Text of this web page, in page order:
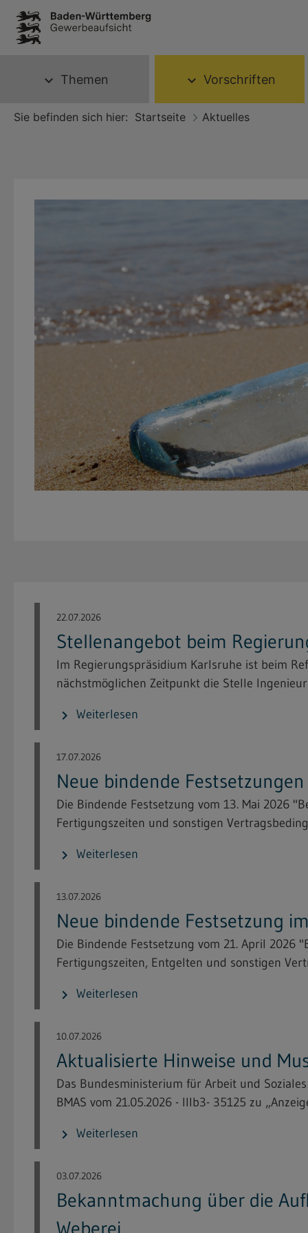
expand_more Themen expand_more Vorschriften
Sie befinden sich hier: Startseite Aktuelles
22.07.2026
Stellenangebot beim
Im Regierungspräsidium Karlsruhe ist beim
nächstmöglichen Zeitpunkt die Stelle
chevron_right Weiterlesen
17.07.2026
Neue bindende
Die Bindende Festsetzung vom 13. Mai 2026
Fertigungszeiten und sonstigen
chevron_right Weiterlesen
13.07.2026
Neue bindende Festsetzung
Die Bindende Festsetzung vom 21. April 2026
Fertigungszeiten, Entgelten und sonstigen
chevron_right Weiterlesen
10.07.2026
Aktualisierte Hinweise und
Das Bundesministerium für Arbeit und
BMAS vom 21.05.2026 - IIIb3- 35125 zu
chevron_right Weiterlesen
03.07.2026
Bekanntmachung über die